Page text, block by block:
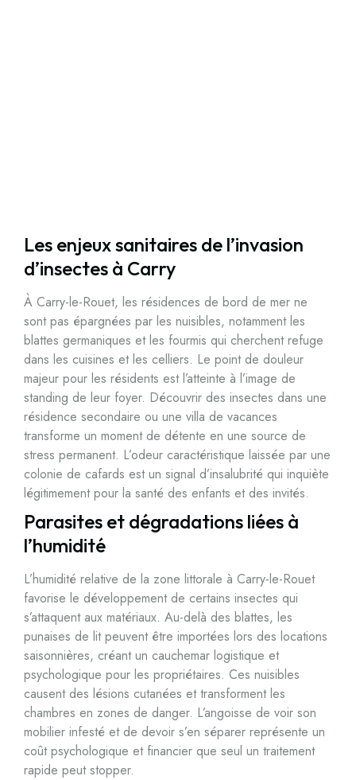
Les enjeux sanitaires de l’invasion
d’insectes à Carry
À Carry-le-Rouet, les résidences de bord de mer ne
sont pas épargnées par les nuisibles, notamment les
blattes germaniques et les fourmis qui cherchent refuge
dans les cuisines et les celliers. Le point de douleur
majeur pour les résidents est l’atteinte à l’image de
standing de leur foyer. Découvrir des insectes dans une
résidence secondaire ou une villa de vacances
transforme un moment de détente en une source de
stress permanent. L’odeur caractéristique laissée par une
colonie de cafards est un signal d’insalubrité qui inquiète
légitimement pour la santé des enfants et des invités.
Parasites et dégradations liées à
l’humidité
L’humidité relative de la zone littorale à Carry-le-Rouet
favorise le développement de certains insectes qui
s’attaquent aux matériaux. Au-delà des blattes, les
punaises de lit peuvent être importées lors des locations
saisonnières, créant un cauchemar logistique et
psychologique pour les propriétaires. Ces nuisibles
causent des lésions cutanées et transforment les
chambres en zones de danger. L’angoisse de voir son
mobilier infesté et de devoir s’en séparer représente un
coût psychologique et financier que seul un traitement
rapide peut stopper.